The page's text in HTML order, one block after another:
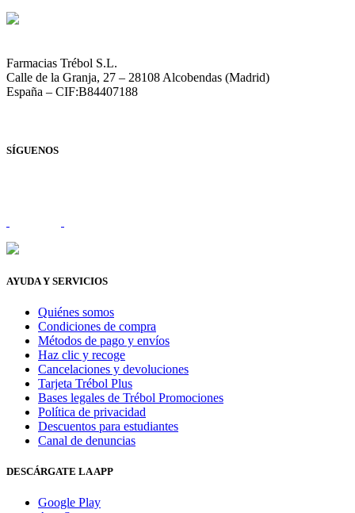
Farmacias Trébol S.L.
Calle de la Granja, 27 – 28108 Alcobendas (Madrid)
España – CIF:B84407188
SÍGUENOS
AYUDA Y SERVICIOS
Quiénes somos
Condiciones de compra
Métodos de pago y envíos
Haz clic y recoge
Cancelaciones y devoluciones
Tarjeta Trébol Plus
Bases legales de Trébol Promociones
Política de privacidad
Descuentos para estudiantes
Canal de denuncias
DESCÁRGATE LA APP
Google Play